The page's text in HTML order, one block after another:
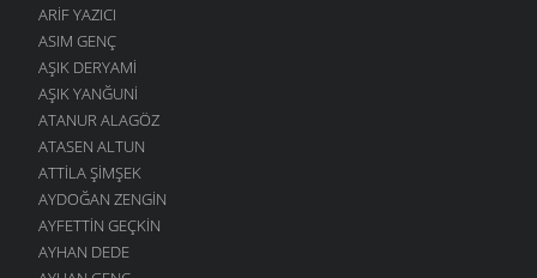
ARIF YAZICI
ASIM GENÇ
AŞIK DERYAMI
AŞIK YANĞUNI
ATANUR ALAGÖZ
ATASEN ALTUN
ATTILA ŞIMŞEK
AYDOĞAN ZENGIN
AYFETTIN GEÇKIN
AYHAN DEDE